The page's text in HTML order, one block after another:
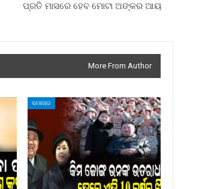
ପ୍ରତି ମାସରେ ହେବ ମୋଟା ଅଙ୍କର ଆୟ
More From Author
ସମାଚାର